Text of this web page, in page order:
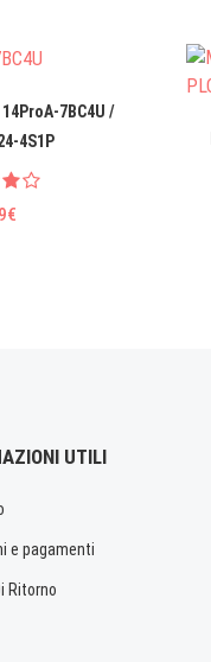
7BC4U /
4S1P
UTILI
e pagamenti
Ritorno